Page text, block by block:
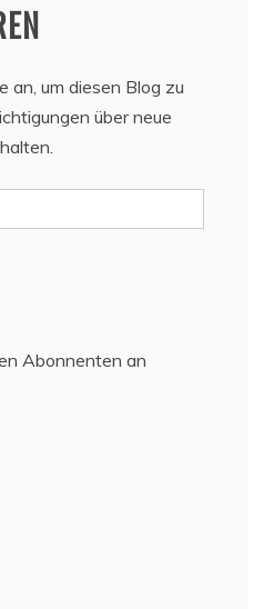
an, um diesen Blog zu
über neue
Abonnenten an